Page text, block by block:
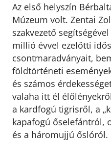
Az első helyszín
Múzeum volt. Zentai
szakvezető
millió évvel ezelőtti
csontmaradványait,
földtörténeti
és számos
valaha itt él
a kardfogú tigrisről, a
kapafogú őselefántról,
és a háromujjú őslóról.